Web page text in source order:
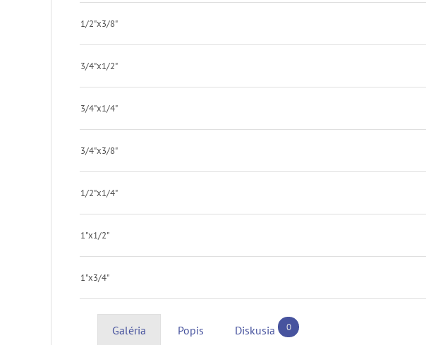
1/2"x3/8"
3/4"x1/2"
3/4"x1/4"
3/4"x3/8"
1/2"x1/4"
1"x1/2"
1"x3/4"
Galéria Popis Diskusia 0